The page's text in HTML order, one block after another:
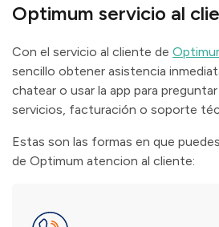
Optimum servicio al
Con el servicio al cliente de
sencillo obtener asistencia
chatear o usar la app para
servicios, facturación o soporte
Estas son las formas en que
de Optimum atencion al cliente: